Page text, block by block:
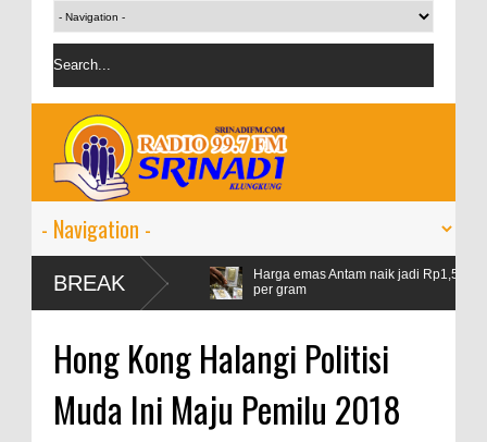
BREAK
Harga emas Antam naik jadi Rp1,528 juta
per gram
persen
Hong Kong Halangi Politisi
Muda Ini Maju Pemilu 2018